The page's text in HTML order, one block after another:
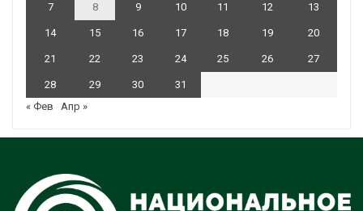
7 8 9 10 11 12 13
14 15 16 17 18 19 20
21 22 23 24 25 26 27
28 29 30
31
« Фев
Апр »